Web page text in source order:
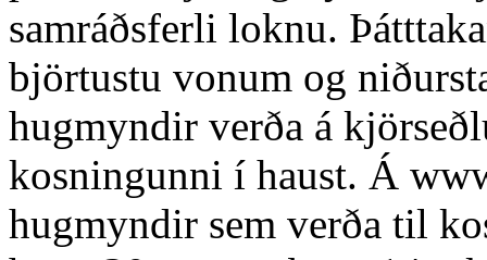
samráðsferli loknu.
björtustu vonum og
hugmyndir verða á
kosningunni í haust. Á
hugmyndir sem verða til